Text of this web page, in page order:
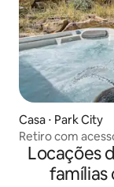
Casa ⋅ Park City
Retiro com
hidromassagem
Locações
famílias